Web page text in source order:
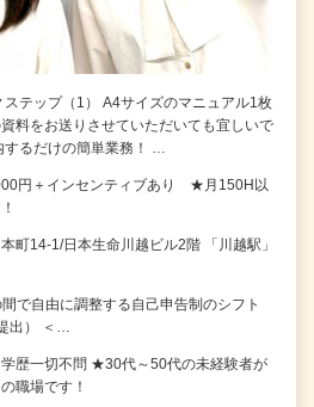
ステップ（1） A4サイズのマニュアル1枚
料をお送りさせていただいても宜しいで
するだけの簡単業務！ …
円＋インセンティブあり ★月150H以
町14-1/日本生命川越ビル2階 「川越駅」
で自由に調整する自己申告制のシフト
出） ＜…
歴一切不問 ★30代～50代の未経験者が
職場です！